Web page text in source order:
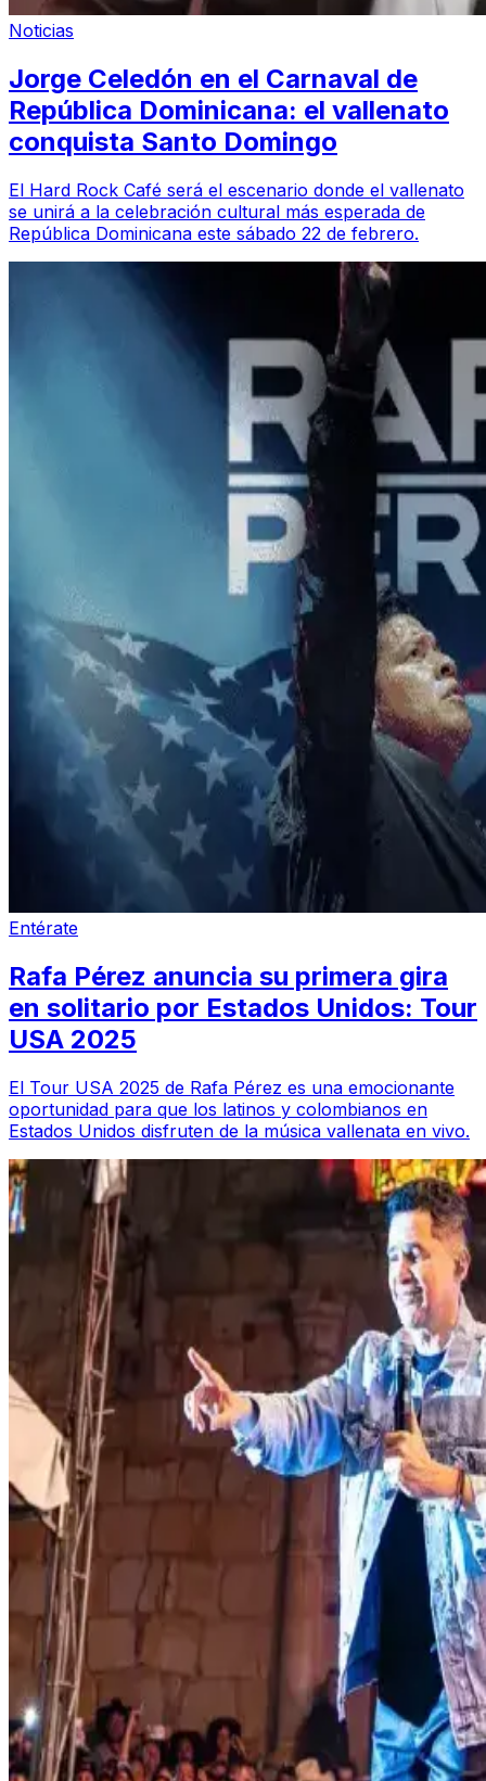
Noticias
Jorge Celedón en el Carnaval de
República Dominicana: el vallenato
conquista Santo Domingo
El Hard Rock Café será el escenario donde el vallenato
se unirá a la celebración cultural más esperada de
República Dominicana este sábado 22 de febrero.
Entérate
Rafa Pérez anuncia su primera gira
en solitario por Estados Unidos: Tour
USA 2025
El Tour USA 2025 de Rafa Pérez es una emocionante
oportunidad para que los latinos y colombianos en
Estados Unidos disfruten de la música vallenata en vivo.